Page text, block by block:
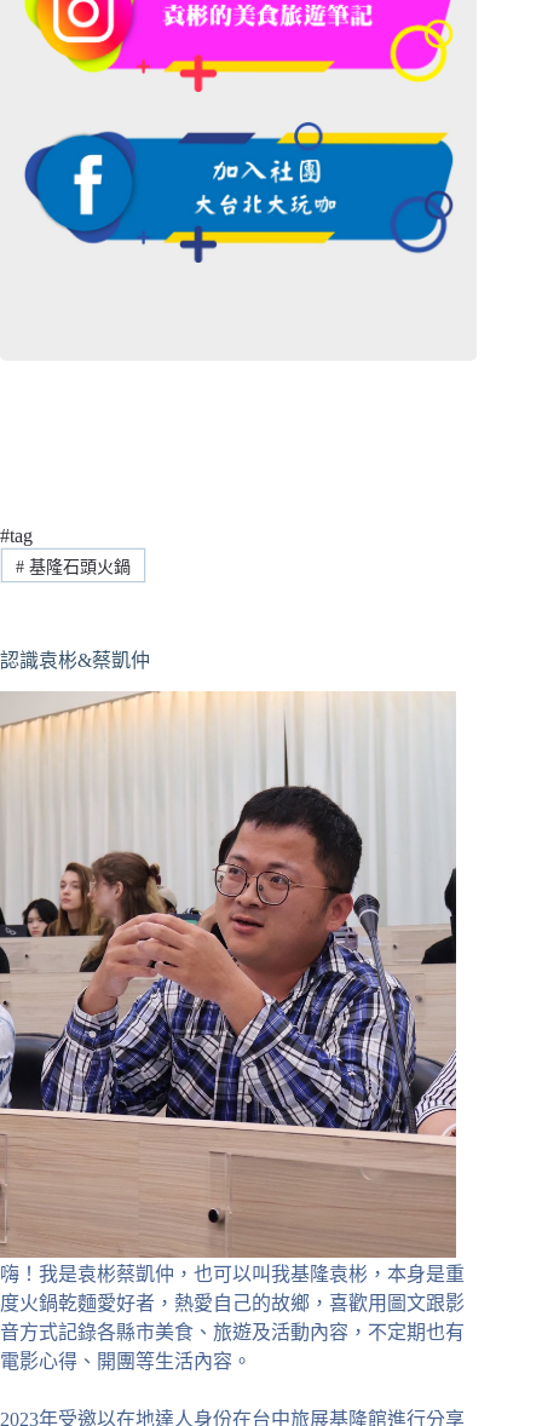
#tag
#基隆石頭火鍋
認識袁彬&蔡凱仲
嗨！我是袁彬蔡凱仲，也可以叫我基隆袁彬，本身是重
度火鍋乾麵愛好者，熱愛自己的故鄉，喜歡用圖文跟影
音方式記錄各縣市美食、旅遊及活動內容，不定期也有
電影心得、開團等生活內容。
2023年受邀以在地達人身份在台中旅展基隆館進行分享